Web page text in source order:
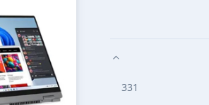
331